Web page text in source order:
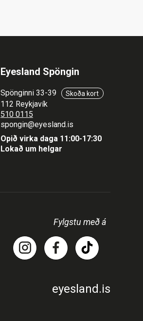
Eyesland Spöngin
Spönginni 33-39 Skoða kort
112 Reykjavík
510 0115
spongin@eyesland.is
Opið virka daga 11:00-17:30
Lokað um helgar
Fylgstu með á
eyesland.is